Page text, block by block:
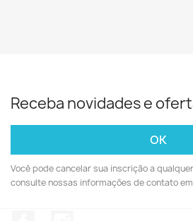
Receba novidades e
Você pode cancelar sua inscrição a
consulte nossas informações de contato